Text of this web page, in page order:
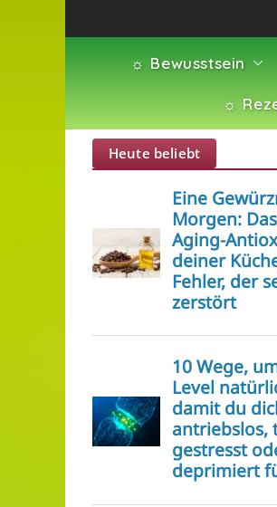
☼ Bewusstsein
☼
Heute beliebt